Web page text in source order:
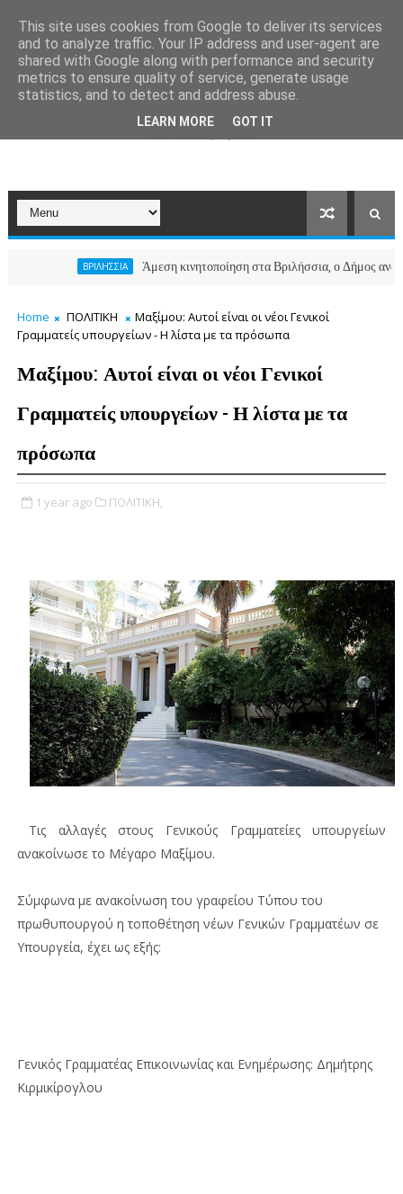
Άμεση κινητοποίηση στα Βριλήσσια, ο Δήμος ανοίγει το
Home ΠΟΛΙΤΙΚΗ
Μαξίμου: Αυτοί είναι οι νέοι Γενικοί
Γραμματείς υπουργείων - Η λίστα με τα πρόσωπα
Μαξίμου: Αυτοί είναι οι νέοι Γενικοί
Γραμματείς υπουργείων - Η λίστα με τα
πρόσωπα
1 year ago ΠΟΛΙΤΙΚΗ,
Τις αλλαγές στους Γενικούς Γραμματείες υπουργείων
ανακοίνωσε το Μέγαρο Μαξίμου.
Σύμφωνα με ανακοίνωση του γραφείου Τύπου του
πρωθυπουργού η τοποθέτηση νέων Γενικών Γραμματέων σε
Υπουργεία, έχει ως εξής:
Γενικός Γραμματέας Επικοινωνίας και Ενημέρωσης: Δημήτρης
Κιρμικίρογλου
This site uses cookies from Google to deliver its services
and to analyze traffic. Your IP address and user-agent are
shared with Google along with performance and security
metrics to ensure quality of service, generate usage
statistics, and to detect and address abuse.
LEARN MORE GOT IT